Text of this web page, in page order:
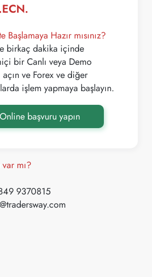
Başlamaya Hazır mısınız?
birkaç dakika içinde
bir Canlı veya Demo
açın ve Forex ve diğer
işlem yapmaya başlayın.
Online başvuru yapın
mı?
9370815